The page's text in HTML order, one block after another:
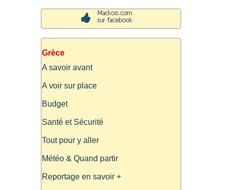
Grèce
A savoir avant
A voir sur place
Budget
Santé et Sécurité
Tout pour y aller
Météo & Quand partir
Reportage en savoir +